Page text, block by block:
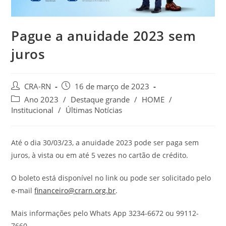
Pague a anuidade 2023 sem
juros
Autor
do
post:
CRA-RN
Post
publicado:
16 de março de 2023
Categoria
do
Ano 2023 / Destaque grande / HOME /
Institucional / Últimas Notícias
Até o dia 30/03/23, a anuidade 2023 pode ser paga sem
juros, à vista ou em até 5 vezes no cartão de crédito.
O boleto está disponível no link ou pode ser solicitado pelo
e-mailfinanceiro@crarn.org.br.
Mais informações pelo Whats App 3234-6672 ou 99112-